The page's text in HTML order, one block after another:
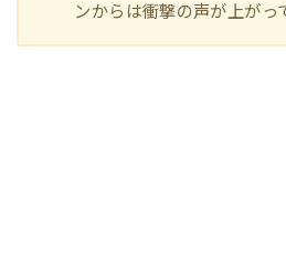
ンからは衝撃の声が上がっ